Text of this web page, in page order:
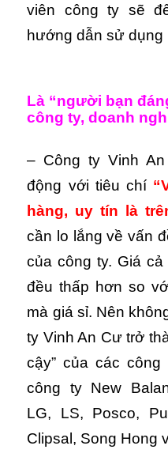
viên công ty sẽ
hướng dẫn sử dụng
Là “người bạn
công ty, doanh
– Công ty Vinh
động với tiêu chí
hàng, uy tín là
cần lo lắng về vấn
của công ty. Giá
đều thấp hơn so
mà giá sỉ. Nên
ty Vinh An Cư trở
cậy” của các
công ty New
LG, LS, Posco,
Clipsal, Song Hong